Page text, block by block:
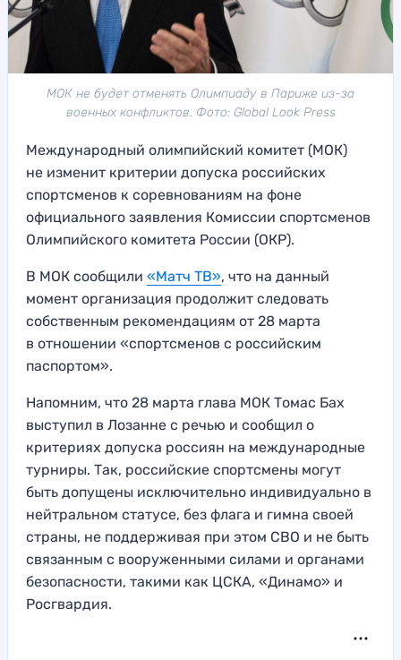
МОК не будет отменять Олимпиаду в Париже из-за
военных конфликтов. Фото: Global Look Press
Международный олимпийский комитет (МОК)
не изменит критерии допуска российских
спортсменов к соревнованиям на фоне
официального заявления Комиссии спортсменов
Олимпийского комитета России (ОКР).
В МОК сообщили «Матч ТВ», что на данный
момент организация продолжит следовать
собственным рекомендациям от 28 марта
в отношении «спортсменов с российским
паспортом».
Напомним, что 28 марта глава МОК Томас Бах
выступил в Лозанне с речью и сообщил о
критериях допуска россиян на международные
турниры. Так, российские спортсмены могут
быть допущены исключительно индивидуально в
нейтральном статусе, без флага и гимна своей
страны, не поддерживая при этом СВО и не быть
связанным с вооруженными силами и органами
безопасности, такими как ЦСКА, «Динамо» и
Росгвардия.